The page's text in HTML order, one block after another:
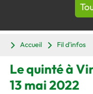
Accueil
Fil d'infos
Le quinté à
13 mai 2022